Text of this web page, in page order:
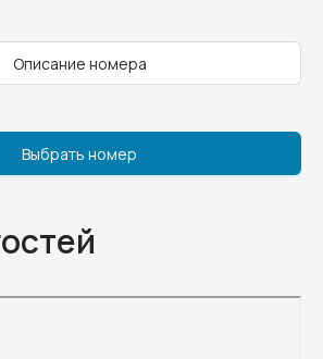
Описание номера
Выбрать номер